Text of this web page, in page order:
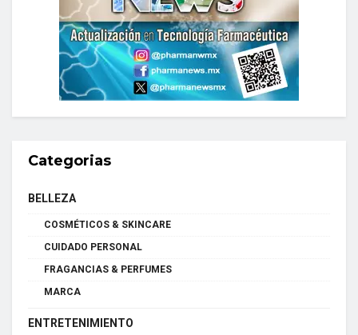
Categorias
BELLEZA
COSMÉTICOS & SKINCARE
CUIDADO PERSONAL
FRAGANCIAS & PERFUMES
MARCA
ENTRETENIMIENTO